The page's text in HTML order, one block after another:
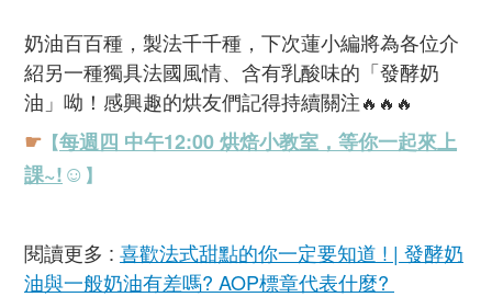
奶油百百種，製法千千種，下次蓮小編將為各位介
紹另一種獨具法國風情、含有乳酸味的「發酵奶
油」呦！ 感興趣的烘友們記得持續關注🔥🔥🔥
☛ 【每週四 中午12:00 烘焙小教室，等你一起來上
課~!☺ 】
閱讀更多 : 喜歡法式甜點的你一定要知道 ! | 發酵奶
油與一般奶油有差嗎? AOP標章代表什麼?